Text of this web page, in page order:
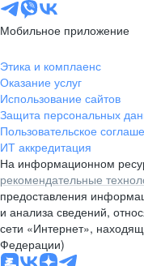
Мобильное приложение
Этика и комплаенс
Оказание услуг
Использование сайтов
Защита персональных
Пользовательское
ИТ аккредитация
На информационном
рекомендательные
предоставления
и анализа сведений,
сети «Интернет»,
Федерации)